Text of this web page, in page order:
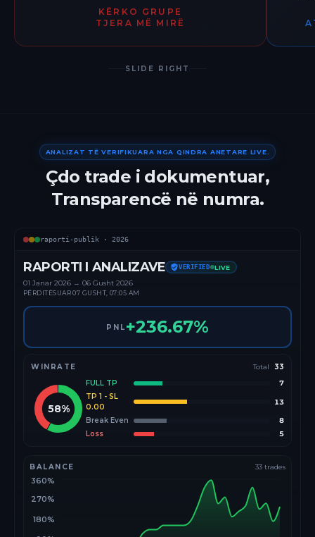
KËRKO GRUPE
TJERA MË MIRË
SLIDE RIGHT
ANALIZAT TË VERIFIKUARA NGA QINDRA ANETARE LIVE.
Çdo trade i dokumentuar,
Transparencë në numra.
raporti-publik · 2026
RAPORTI I ANALIZAVE VERIFIED LIVE
01 Janar 2026 → 06 Gusht 2026
PËRDITËSUAR07 GUSHT, 07:05 AM
PNL +236.67%
WINRATE Total 33
58%
FULL TP
7
TP 1 - SL
0.00
13
Break Even
8
Loss
5
BALANCE 33 trades
180%
270%
360%